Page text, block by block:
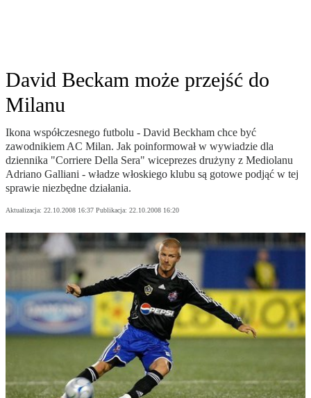
David Beckam może przejść do
Milanu
Ikona współczesnego futbolu - David Beckham chce być
zawodnikiem AC Milan. Jak poinformował w wywiadzie dla
dziennika "Corriere Della Sera" wiceprezes drużyny z Mediolanu
Adriano Galliani - władze włoskiego klubu są gotowe podjąć w tej
sprawie niezbędne działania.
Aktualizacja: 22.10.2008 16:37 Publikacja: 22.10.2008 16:20